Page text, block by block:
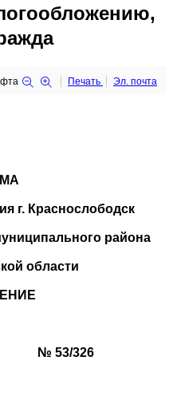
Печать Эл. почта
г. Краснослободск
района
области
№ 53/326